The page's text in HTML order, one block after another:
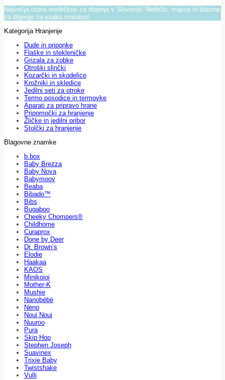
Največja izbira modrčkov za dojenje v Sloveniji! Nedrčki, majice in blazine
za dojenje za vsako mamico!
Kategorija Hranjenje
Dude in priponke
Flaške in stekleničke
Grizala za zobke
Otroški slinčki
Kozarčki in skodelice
Krožniki in skledice
Jedilni seti za otroke
Termo posodice in termovke
Aparati za pripravo hrane
Pripomočki za hranjenje
Žličke in jedilni pribor
Stolčki za hranjenje
Blagovne znamke
b.box
Baby Brezza
Baby Nova
Babymoov
Beaba
Bibado™
Bibs
Bugaboo
Cheeky Chompers®
Childhome
Curaprox
Done by Deer
Dr. Brown’s
Elodie
Haakaa
KAOS
Minikoioi
Mother-K
Mushie
Nanobébé
Neno
Noui Noui
Nuuroo
Pura
Skip Hop
Stephen Joseph
Suavinex
Trixie Baby
Twistshake
Vulli